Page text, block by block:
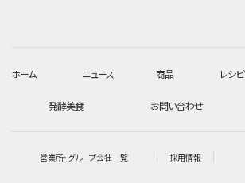
ホーム ニュース 商品 レシピ
発酵美食 お問い合わせ
営業所・グループ会社一覧 採用情報